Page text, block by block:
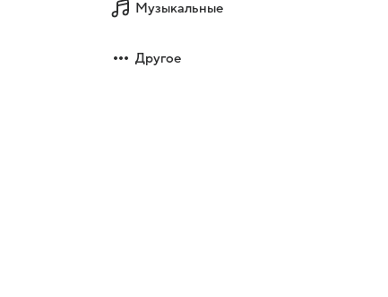
Музыкальные
Другое